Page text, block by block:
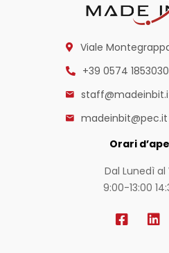
Viale
+39 0574 1853030
madeinbit@pec.it
Orari
Dal Lunedì
9:00-13:00